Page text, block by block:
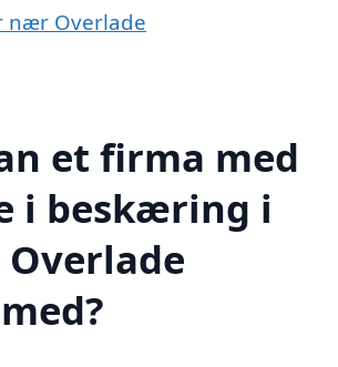
nær Overlade
et firma med
i beskæring i